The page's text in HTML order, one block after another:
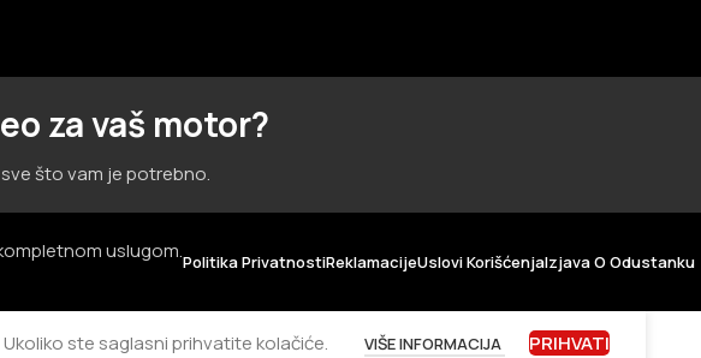
za vaš motor?
što vam je potrebno.
uslugom.Politika PrivatnostiReklamacijeUslovi KorišćenjaIzjava O Odustanku
ste saglasni prihvatite kolačiće. VIŠE INFORMACIJA PRIHVATI